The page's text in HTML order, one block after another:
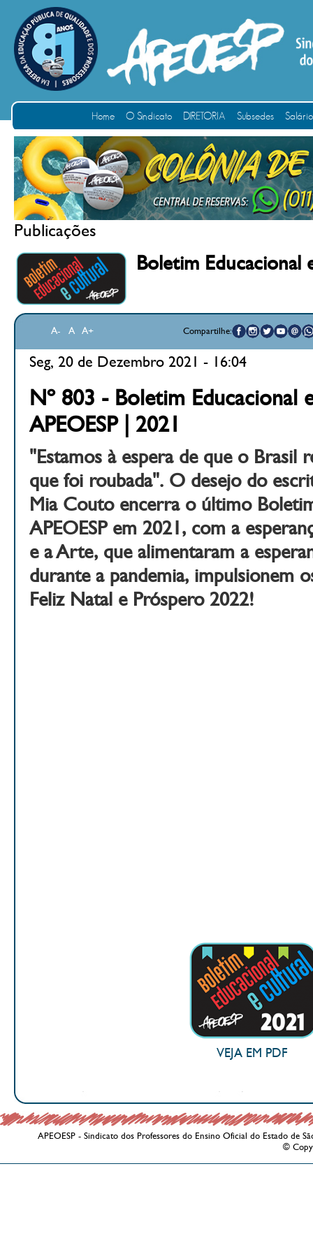
Home O Sindicato DIRETORIA Subsedes
Publicações
Boletim Educacional
A- A A+ Compartilhe:
Seg, 20 de Dezembro 2021 - 16:04
Nº 803 - Boletim Educacional
APEOESP | 2021
"Estamos à espera de que o Brasil
que foi roubada". O desejo do
Mia Couto encerra o último
APEOESP em 2021, com a
e a Arte, que alimentaram a
durante a pandemia, impulsionem
Feliz Natal e Próspero 2022!
VEJA EM PDF
APEOESP - Sindicato dos Professores do Ensino Oficial do Estado de
©